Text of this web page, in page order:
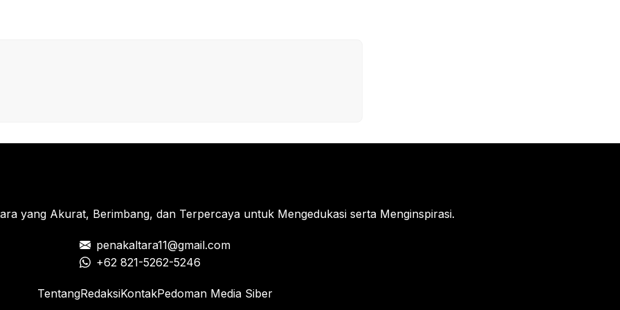
yang Akurat, Berimbang, dan Terpercaya untuk Mengedukasi serta Menginspirasi.
penakaltara11@gmail.com
+62 821-5262-5246
TentangRedaksiKontakPedoman Media Siber